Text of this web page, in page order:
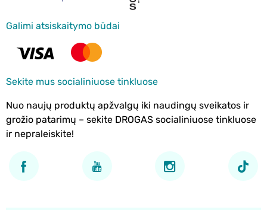
Galimi atsiskaitymo būdai
Sekite mus socialiniuose tinkluose
Nuo naujų produktų apžvalgų iki naudingų sveikatos ir
grožio patarimų – sekite DROGAS socialiniuose tinkluose
ir nepraleiskite!